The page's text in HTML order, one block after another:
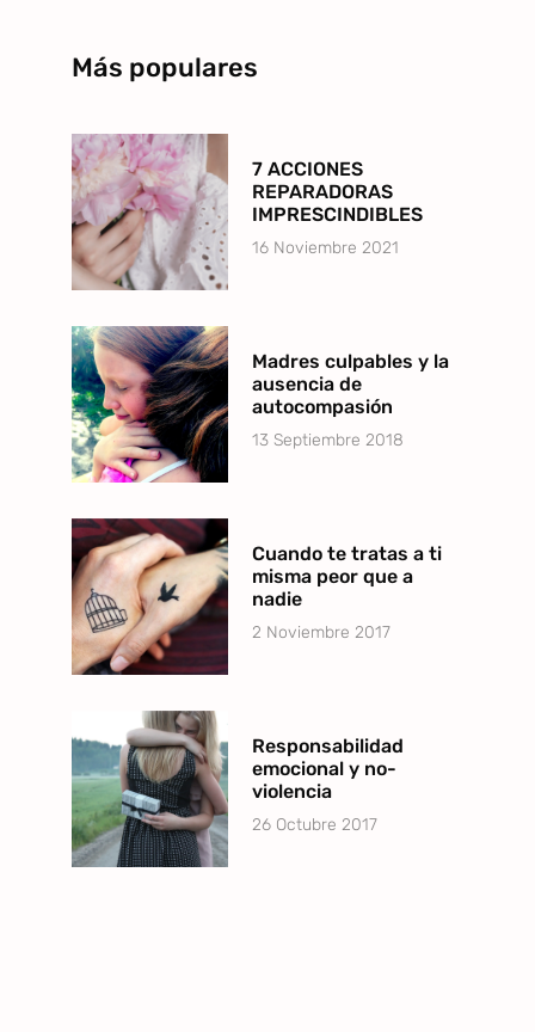
Más populares
7 ACCIONES
REPARADORAS
IMPRESCINDIBLES
16 Noviembre 2021
Madres culpables y la
ausencia de
autocompasión
13 Septiembre 2018
Cuando te tratas a ti
misma peor que a
nadie
2 Noviembre 2017
Responsabilidad
emocional y no-
violencia
26 Octubre 2017